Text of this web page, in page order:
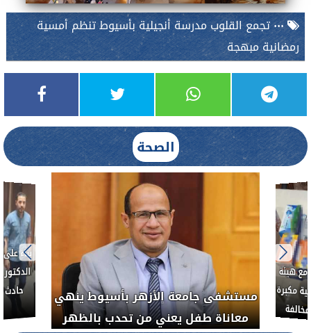
٠٠٠ تجمع القلوب مدرسة أنجيلية بأسيوط تنظم أمسية
رمضانية مبهجة
الصحة
مستشفى جامعة الأزهر بأسيوط
معاناة طفل يعني من تحدب
بالتعاون مع هيئة
حملة رقابية مكبرة
الطبية المخالفة